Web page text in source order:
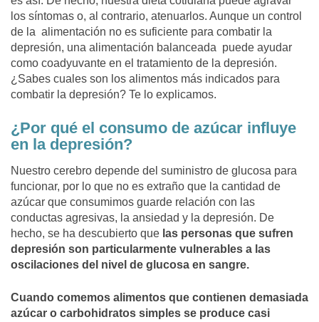
los síntomas o, al contrario, atenuarlos. Aunque un control
de la alimentación no es suficiente para combatir la
depresión, una alimentación balanceada puede ayudar
como coadyuvante en el tratamiento de la depresión.
¿Sabes cuales son los alimentos más indicados para
combatir la depresión? Te lo explicamos.
¿Por qué el consumo de azúcar influye
en la depresión?
Nuestro cerebro depende del suministro de glucosa para
funcionar, por lo que no es extraño que la cantidad de
azúcar que consumimos guarde relación con las
conductas agresivas, la ansiedad y la depresión. De
hecho, se ha descubierto que las personas que sufren
depresión son particularmente vulnerables a las
oscilaciones del nivel de glucosa en sangre.
Cuando comemos alimentos que contienen demasiada
azúcar o carbohidratos simples se produce casi